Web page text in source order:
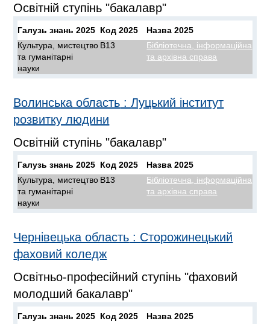
Освітній ступінь "бакалавр"
Галузь знань 2025 Код 2025
Назва 2025
Культура, мистецтво
та гуманітарні
науки
B13
Бібліотечна, інформаційна
та архівна справа
Волинська область :Луцький інститут
розвитку людини
Освітній ступінь "бакалавр"
Галузь знань 2025 Код 2025
Назва 2025
Культура, мистецтво
та гуманітарні
науки
B13
Бібліотечна, інформаційна
та архівна справа
Чернівецька область : Сторожинецький
фаховий коледж
Освітньо-професійний ступінь "фаховий
молодший бакалавр"
Галузь знань 2025 Код 2025
Назва 2025